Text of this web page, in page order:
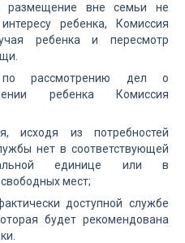
размещение вне семьи не
ребенка, Комиссия
ребенка и пересмотр
рассмотрению дел о
ребенка Комиссия
исходя из потребностей
нет в соответствующей
единице или в
мест;
доступной службе
будет рекомендована